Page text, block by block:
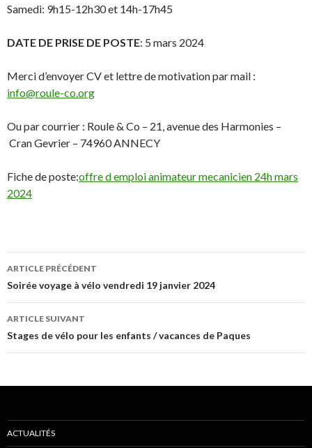
Samedi: 9h15-12h30 et 14h-17h45
DATE DE PRISE DE POSTE: 5 mars 2024
Merci d’envoyer CV et lettre de motivation par mail :
info@roule-co.org
Ou par courrier : Roule & Co – 21, avenue des Harmonies –
Cran Gevrier – 74960 ANNECY
Fiche de poste:offre d emploi animateur mecanicien 24h mars
2024
Navigation
de
l’article
ARTICLE PRÉCÉDENT
Soirée voyage à vélo vendredi 19 janvier 2024
ARTICLE SUIVANT
Stages de vélo pour les enfants / vacances de Paques
ACTUALITÉS